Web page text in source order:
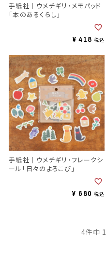
手紙社｜ウメチギリ・メモパッド
「本のあるくらし」
¥ 418 税込
手紙社｜ウメチギリ・フレークシ
ール「日々のよろこび」
¥ 680 税込
4件中 1